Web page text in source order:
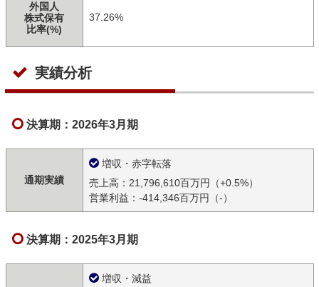
外国人
株式保有
比率(%)
37.26%
実績分析
決算期：2026年3月期
通期実績
増収・赤字転落
売上高：21,796,610百万円（+0.5%）
営業利益：-414,346百万円（-）
決算期：2025年3月期
増収・減益